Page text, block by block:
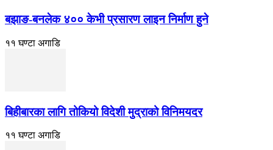
बझाङ-बनलेक ४०० केभी प्रसारण लाइन निर्माण हुने
११ घण्टा अगाडि
बिहीबारका लागि तोकियो विदेशी मुद्राको विनिमयदर
११ घण्टा अगाडि